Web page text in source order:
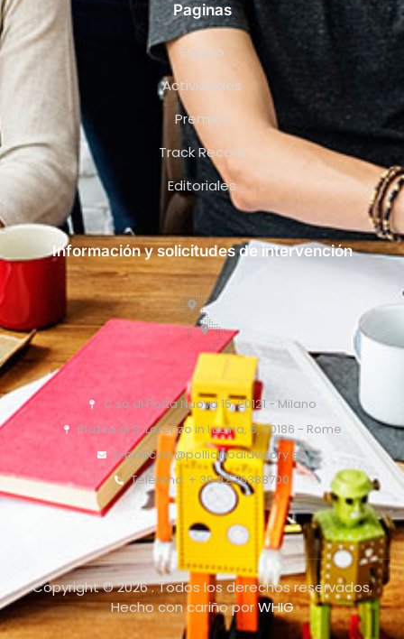
Paginas
Equipo
Actividades
Premios
Track Record
Editoriales
Información y solicitudes de intervención
C.so di Porta Nuova 15, 20121 - Milano
Piazza di S. Lorenzo in Lucina, 6, 00186 - Rome
o.pollicino@pollicinoaidvisory.eu
Teléfono: + 39 02 76388700
Copyright © 2026 . Todos los derechos reservados.
Hecho con cariño porWHIG